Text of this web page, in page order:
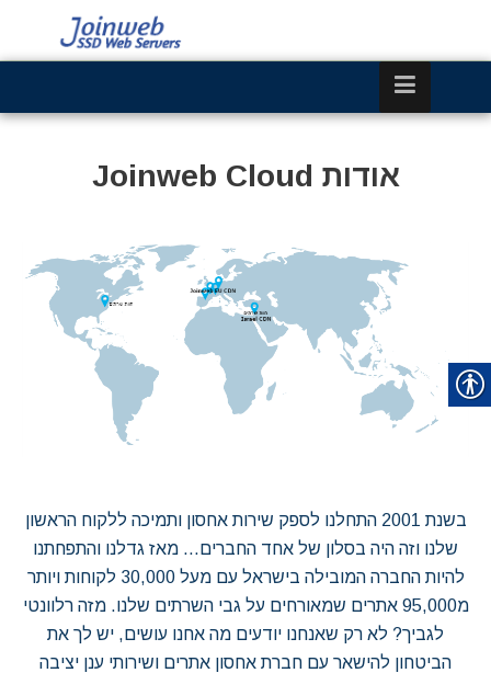
אודות Joinweb Cloud
בשנת 2001 התחלנו לספק שירות אחסון ותמיכה ללקוח הראשון
שלנו וזה היה בסלון של אחד החברים… מאז גדלנו והתפחתנו
להיות החברה המובילה בישראל עם מעל 30,000 לקוחות ויותר
מ95,000 אתרים שמאורחים על גבי השרתים שלנו. מזה רלוונטי
לגביך? לא רק שאנחנו יודעים מה אחנו עושים, יש לך את
הביטחון להישאר עם חברת אחסון אתרים ושירותי ענן יציבה